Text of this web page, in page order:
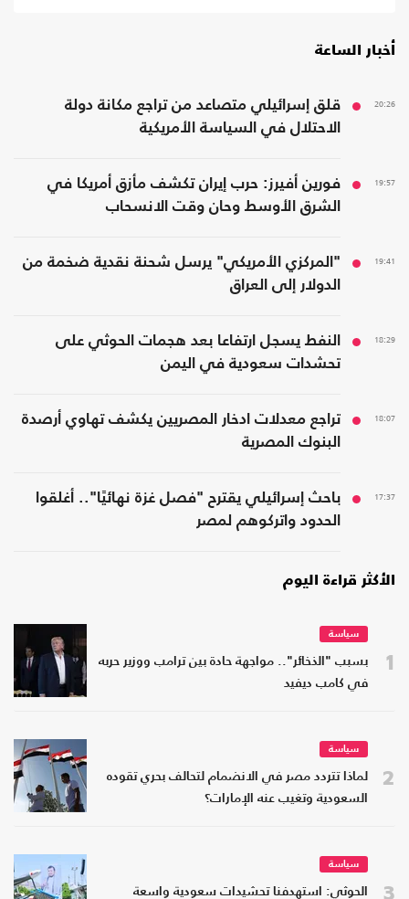
أخبار الساعة
20:26
قلق إسرائيلي متصاعد من تراجع مكانة دولة
الاحتلال في السياسة الأمريكية
19:57
فورين أفيرز: حرب إيران تكشف مأزق أمريكا في
الشرق الأوسط وحان وقت الانسحاب
19:41
"المركزي الأمريكي" يرسل شحنة نقدية ضخمة من
الدولار إلى العراق
18:29
النفط يسجل ارتفاعا بعد هجمات الحوثي على
تحشدات سعودية في اليمن
18:07
تراجع معدلات ادخار المصريين يكشف تهاوي أرصدة
البنوك المصرية
17:37
باحث إسرائيلي يقترح "فصل غزة نهائيًا".. أغلقوا
الحدود واتركوهم لمصر
الأكثر قراءة اليوم
1
سياسة
بسبب "الذخائر".. مواجهة حادة بين ترامب ووزير حربه
في كامب ديفيد
2
سياسة
لماذا تتردد مصر في الانضمام لتحالف بحري تقوده
السعودية وتغيب عنه الإمارات؟
3
سياسة
الحوثي: استهدفنا تحشيدات سعودية واسعة